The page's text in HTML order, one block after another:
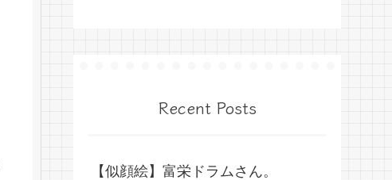
Recent Posts
【似顔絵】富栄ドラムさん。